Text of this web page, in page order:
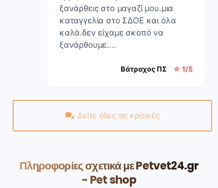
ξανάρθεις στο μαγαζί μου.μια
καταγγελία στο ΣΔΟΕ και όλα
καλά.δεν είχαμε σκοπό να
ξανάρθουμε....
Βάτραχος ΠΣ ☆ 1/5
Δείτε όλες τις κριτικές
Πληροφορίες σχετικά με Petvet24.gr
- Pet shop